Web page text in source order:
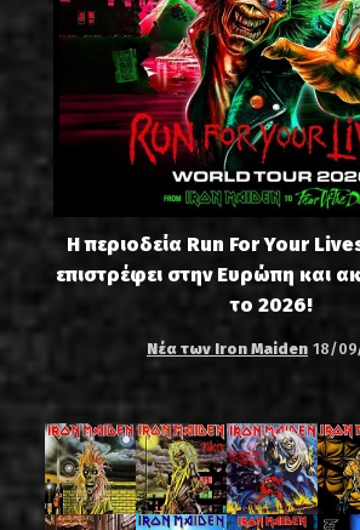
Η περιοδεία Run For Your
επιστρέφει στην Ευρώπη και
το 2026!
Νέα των Iron Maiden 18/